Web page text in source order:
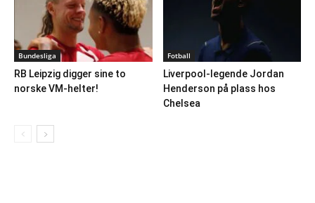
Bundesliga
RB Leipzig digger sine to
norske VM-helter!
Fotball
Liverpool-legende Jordan
Henderson på plass hos
Chelsea